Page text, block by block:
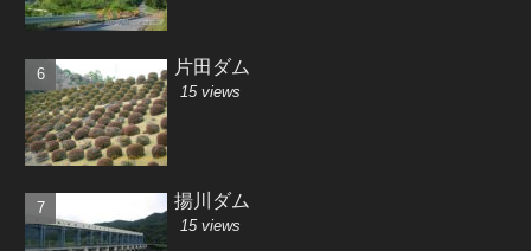
片田ダム
15 views
揚川ダム
15 views